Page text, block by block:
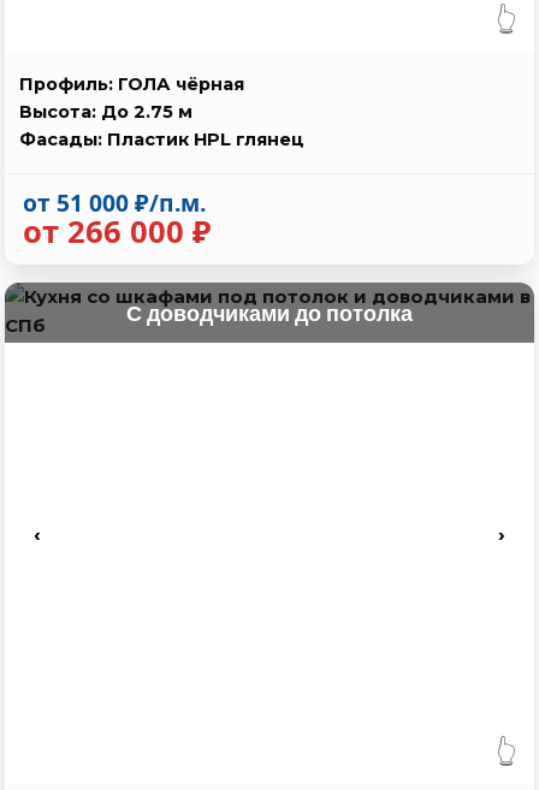
👆
Профиль: ГОЛА чёрная
Высота: До 2.75 м
Фасады: Пластик HPL глянец
от 51 000 ₽/п.м.
от 266 000 ₽
С доводчиками до потолка
‹ ›
👆